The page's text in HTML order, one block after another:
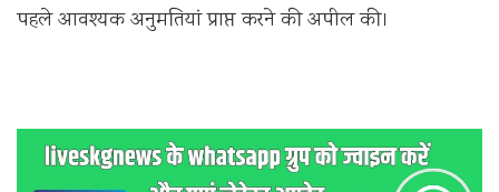
पहले आवश्यक अनुमतियां प्राप्त करने की अपील की।